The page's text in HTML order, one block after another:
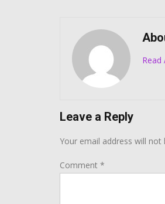
Read
Leave a Reply
Your email address will not
Comment *